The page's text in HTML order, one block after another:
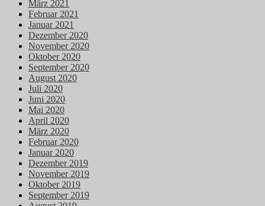
März 2021
Februar 2021
Januar 2021
Dezember 2020
November 2020
Oktober 2020
September 2020
August 2020
Juli 2020
Juni 2020
Mai 2020
April 2020
März 2020
Februar 2020
Januar 2020
Dezember 2019
November 2019
Oktober 2019
September 2019